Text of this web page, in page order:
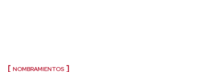
NOMBRAMIENTOS